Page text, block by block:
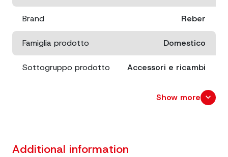
Brand Reber
Famiglia prodotto Domestico
Sottogruppo prodotto Accessori e ricambi
cm. 36x22 x 2,5
Show more expand_more
Additional information